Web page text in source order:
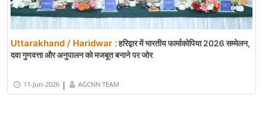
Uttarakhand / Haridwar :हरिद्वार में भारतीय फार्माकोपिया 2026 सम्मेलन,
दवा गुणवत्ता और अनुपालन को मजबूत बनाने पर जोर
11-Jun-2026 | AGCNN TEAM